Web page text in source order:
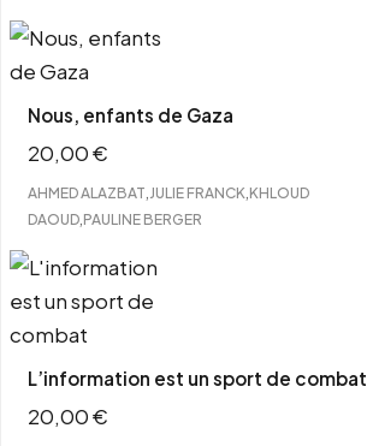
Nous, enfants de Gaza
20,00€
AHMED ALAZBAT JULIE FRANCK KHLOUD
DAOUD PAULINE BERGER
L’information est un sport de combat
20,00€